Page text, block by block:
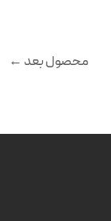
محصول بعد ←